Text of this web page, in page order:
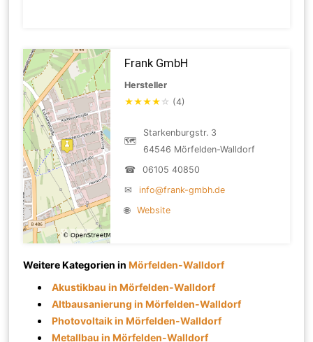
Frank GmbH
Hersteller
★★★★ ☆ (4)
🗺
Starkenburgstr. 3
64546 Mörfelden-Walldorf
☎
06105 40850
✉
info@frank-gmbh.de
🌐
Website
Weitere Kategorien inMörfelden-Walldorf
Akustikbau in Mörfelden-Walldorf
Altbausanierung in Mörfelden-Walldorf
Photovoltaik in Mörfelden-Walldorf
Metallbau in Mörfelden-Walldorf